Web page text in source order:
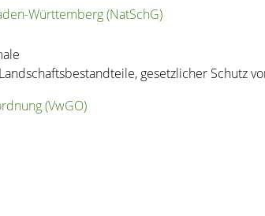
Württemberg (NatSchG)
gesetzlicher Schutz
(VwGO)